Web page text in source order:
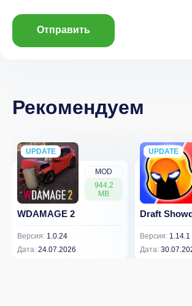
Отправить
Рекомендуем
MOD
944.2
MB
UPDATE
NEW
WDAMAGE 2
Версия: 1.0.24
Дата: 24.07.2026
UPDATE
NEW
Draft
Версия: 1.14.1
Дата: